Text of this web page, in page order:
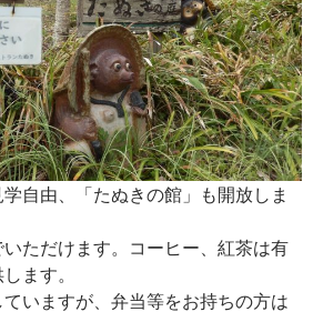
自由、「たぬきの館」も開放しま
ただけます。コーヒー、紅茶は有
ます。
いますが、弁当等をお持ちの方は